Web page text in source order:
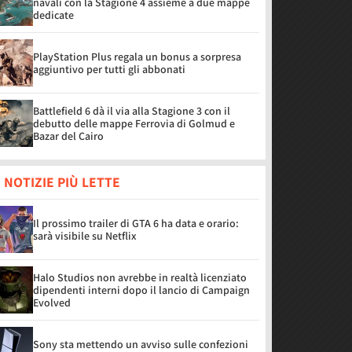
dedicate
PlayStation Plus regala un bonus a sorpresa
aggiuntivo per tutti gli abbonati
Battlefield 6 dà il via alla Stagione 3 con il
debutto delle mappe Ferrovia di Golmud e
Bazar del Cairo
NOTIZIE PIÙ LETTE
Il prossimo trailer di GTA 6 ha data e orario:
sarà visibile su Netflix
Halo Studios non avrebbe in realtà licenziato
dipendenti interni dopo il lancio di Campaign
Evolved
Sony sta mettendo un avviso sulle confezioni